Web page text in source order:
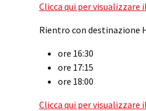
Clicca qui per visualizzare
Rientro con destinazione
ore 16:30
ore 17:15
ore 18:00
Clicca qui per visualizzare